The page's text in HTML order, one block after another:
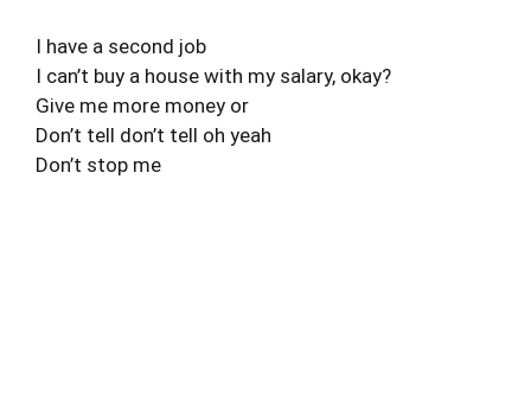
I have a second job
I can’t buy a house with my salary, okay?
Give me more money or
Don’t tell don’t tell oh yeah
Don’t stop me